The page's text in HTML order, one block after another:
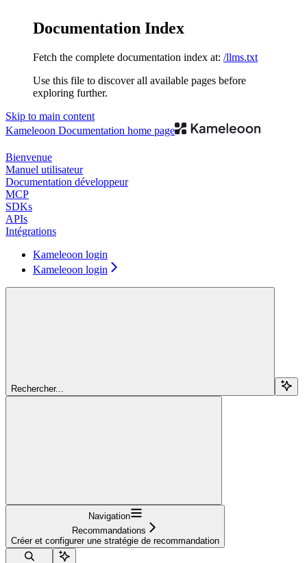
Documentation Index
Fetch the complete documentation index at: /llms.txt
Use this file to discover all available pages before
exploring further.
Skip to main content
Kameleoon Documentation home page
Bienvenue
Manuel utilisateur
Documentation développeur
MCP
SDKs
APIs
Intégrations
Kameleoon login
Kameleoon login
Rechercher...
Navigation
Recommandations
Créer et configurer une stratégie de recommandation